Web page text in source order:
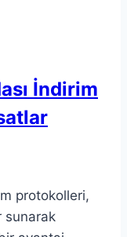
İndirim
protokolleri,
sunarak